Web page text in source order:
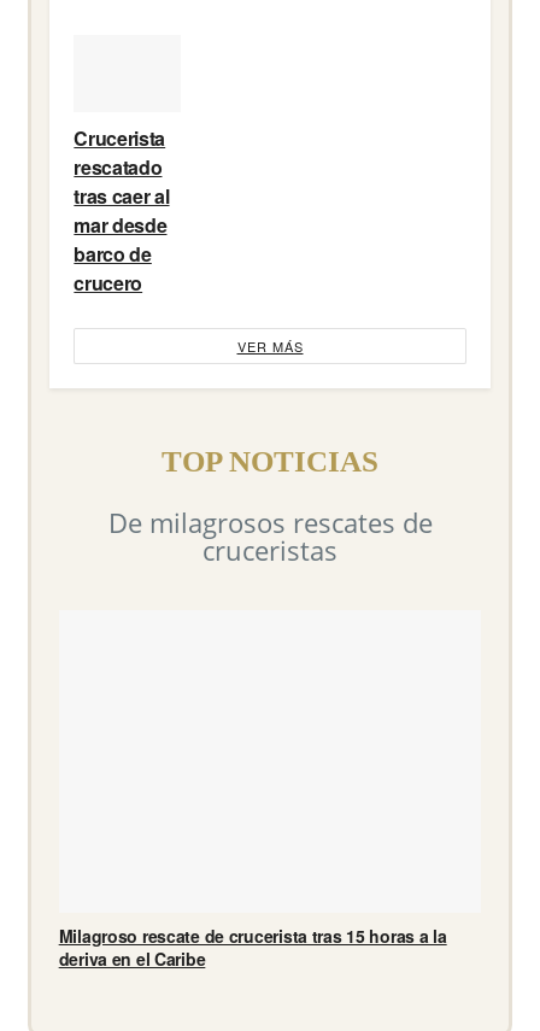
Crucerista
rescatado
tras caer al
mar desde
barco de
crucero
VER MÁS
TOP NOTICIAS
De milagrosos rescates de
cruceristas
Milagroso rescate de crucerista tras 15 horas a la
deriva en el Caribe